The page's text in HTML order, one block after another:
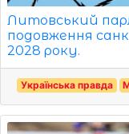
Литовський
подовження
2028 року.
Українська правда